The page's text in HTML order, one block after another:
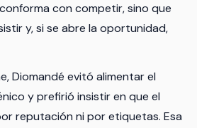
con competir, sino que
y, si se abre la oportunidad,
Diomandé evitó alimentar el
y prefirió insistir en que el
reputación ni por etiquetas. Esa